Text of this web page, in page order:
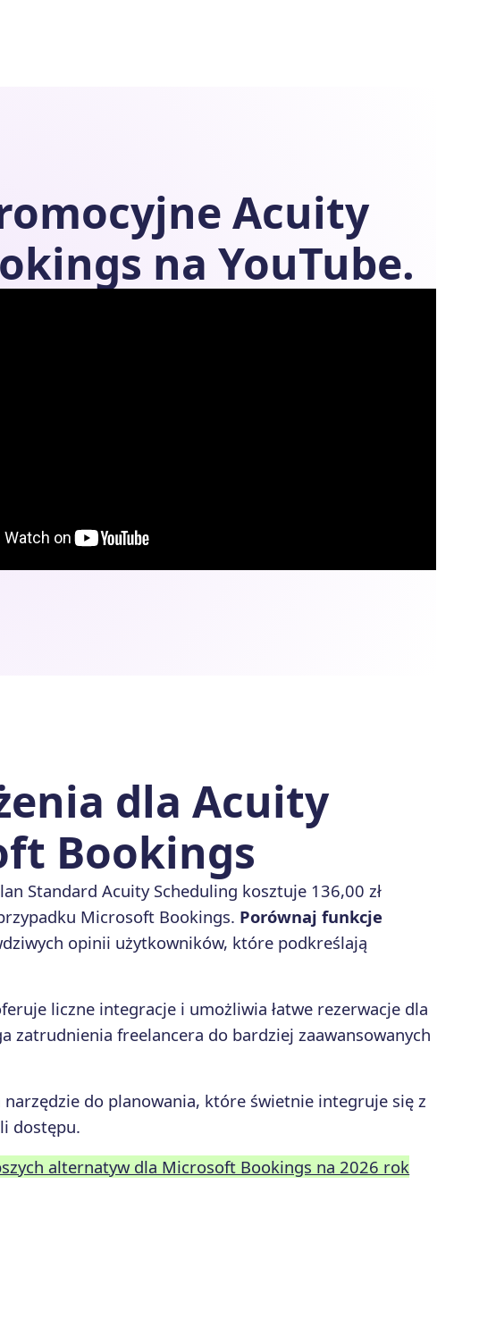
Acuity
na YouTube.
dla Acuity
Bookings
Standard Acuity Scheduling kosztuje 136,00 zł
Microsoft Bookings. Porównaj funkcje
opinii użytkowników, które podkreślają
liczne integracje i umożliwia łatwe rezerwacje dla
zatrudnienia freelancera do bardziej zaawansowanych
do planowania, które świetnie integruje się z
dostępu.
alternatyw dla Microsoft Bookings na 2026 rok